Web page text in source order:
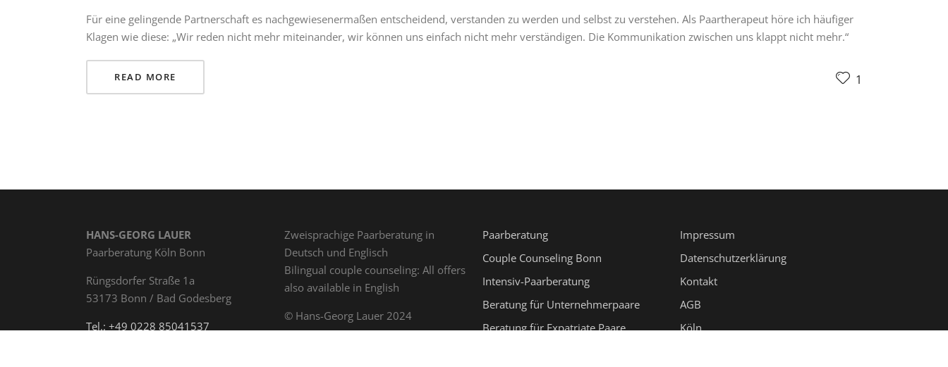
Für eine gelingende Partnerschaft es nachgewiesenermaßen entscheidend, verstanden zu werden und selbst zu verstehen. Als Paartherapeut höre ich häufiger
Klagen wie diese: „Wir reden nicht mehr miteinander, wir können uns einfach nicht mehr verständigen. Die Kommunikation zwischen uns klappt nicht mehr.“
READ MORE 1
HANS-GEORG LAUER
Paarberatung Köln Bonn
Rüngs­dor­fer Straße 1a
53173 Bonn / Bad Godesberg
Tel.: +49 0228 85041537
Zweisprachige Paarberatung in
Deutsch und Englisch
Bilingual couple counseling: All offers
also available in English
© Hans-Georg Lauer 2024
Paarberatung
Couple Counseling Bonn
Intensiv-Paarberatung
Beratung für Unternehmerpaare
Beratung für Expatriate Paare
Impressum
Datenschutzerklärung
Kontakt
AGB
Köln